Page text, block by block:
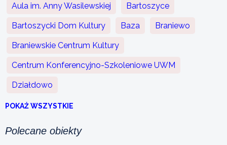
Aula im. Anny Wasilewskiej Bartoszyce
Bartoszycki Dom Kultury Baza Braniewo
Braniewskie Centrum Kultury
Centrum Konferencyjno-Szkoleniowe UWM
Działdowo
POKAŻ WSZYSTKIE
Polecane obiekty